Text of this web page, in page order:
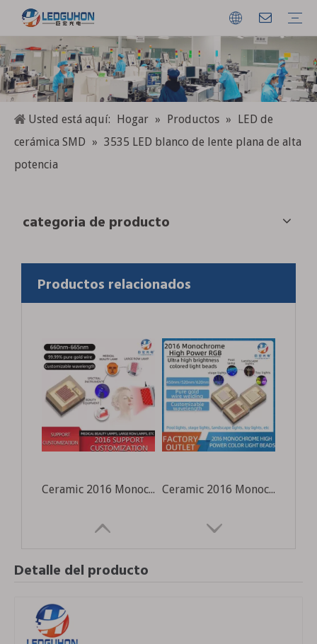
Usted está aquí: Hogar » Productos »
LED de
cerámica SMD » 3535 LED blanco de lente plana de alta
potencia
categoria de producto
Productos relacionados
Ceramic 2016 Monocromo 660 nm Fuente de luz LED de belleza de alta potencia de alta potencia Ceramic 2016 Monocromio RGB 9W Alta potencia Ultra High Brillo Piscina Fuente de luz Fuente de luz de color especial
Detalle del producto